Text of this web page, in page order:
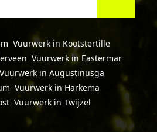
Vuurwerk in Kootstertille
Vuurwerk in Eastermar
Vuurwerk in Augustinusga
Vuurwerk in Harkema
Vuurwerk in Twijzel